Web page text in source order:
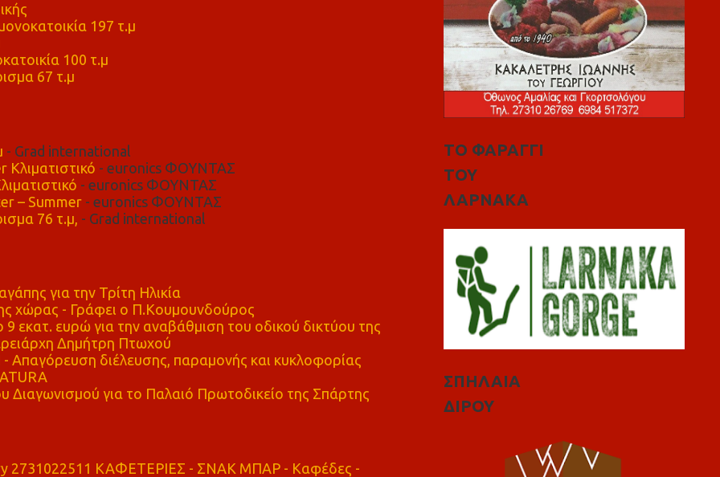
197 τ.μ
100 τ.μ
67 τ.μ
- Grad international
- euronics ΦΟΥΝΤΑΣ
- euronics ΦΟΥΝΤΑΣ
– Summer- euronics ΦΟΥΝΤΑΣ
76 τ.μ, - Grad international
για την Τρίτη Ηλικία
χώρας - Γράφει ο Π.Κουμουνδούρος
9 εκατ. ευρώ για την αναβάθμιση του οδικού δικτύου της
Δημήτρη Πτωχού
διέλευσης, παραμονής και κυκλοφορίας
Διαγωνισμού για το Παλαιό Πρωτοδικείο της Σπάρτης
2731022511 ΚΑΦΕΤΕΡΙΕΣ - ΣΝΑΚ ΜΠΑΡ - Καφέδες -
ΤΟ ΦΑΡΑΓΓΙ
ΤΟΥ
ΛΑΡΝΑΚΑ
ΣΠΗΛΑΙΑ
ΔΙΡΟΥ